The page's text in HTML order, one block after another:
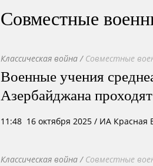
Совместные
Классическая война / Совместные
Военные учения
Азербайджана
11:48 16 октября 2025 / ИА Красная
Классическая война / Совместные